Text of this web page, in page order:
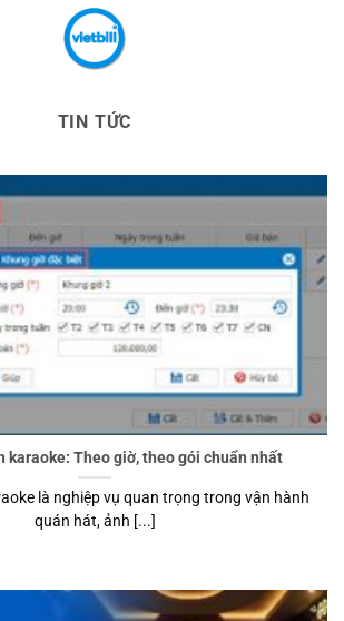
TIN TỨC
karaoke: Theo giờ, theo gói chuẩn nhất
là nghiệp vụ quan trọng trong vận hành
quán hát, ảnh [...]